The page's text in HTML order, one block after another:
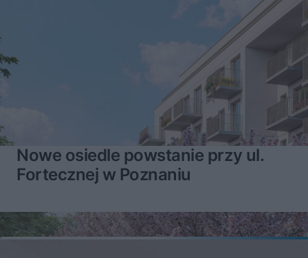
Nowe osiedle powstanie przy ul.
Fortecznej w Poznaniu